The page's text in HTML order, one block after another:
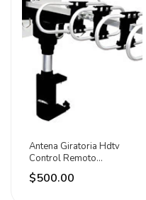
Antena Giratoria Hdtv
Control Remoto
Resistente Adir
$500.00